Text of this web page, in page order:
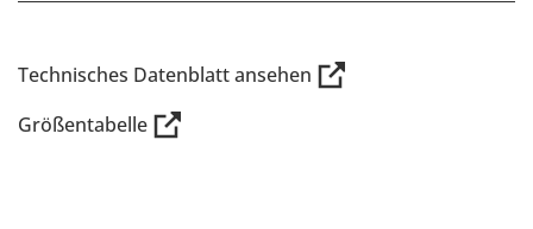
Technisches Datenblatt ansehen
Größentabelle